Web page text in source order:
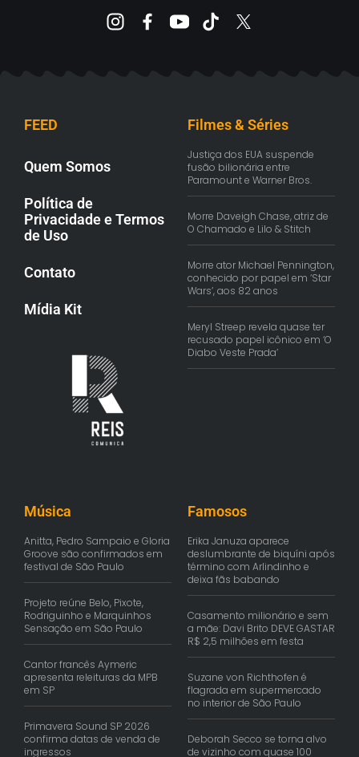
FEED
Quem Somos
Política de
Privacidade e Termos
de Uso
Contato
Mídia Kit
Filmes & Séries
Justiça dos EUA suspende
fusão bilionária entre
Paramount e Warner Bros.
Morre Daveigh Chase, atriz de
O Chamado e Lilo & Stitch
Morre ator Michael Pennington,
conhecido por papel em ‘Star
Wars’, aos 82 anos
Meryl Streep revela quase ter
recusado papel icônico em ‘O
Diabo Veste Prada’
Música
Anitta, Pedro Sampaio e Gloria
Groove são confirmados em
festival de São Paulo
Projeto reúne Belo, Pixote,
Rodriguinho e Marquinhos
Sensação em São Paulo
Cantor francês Aymeric
apresenta releituras da MPB
em SP
Primavera Sound SP 2026
confirma datas de venda de
ingressos
Famosos
Erika Januza aparece
deslumbrante de biquíni após
término com Arlindinho e
deixa fãs babando
Casamento milionário e sem
a mãe: Davi Brito DEVE GASTAR
R$ 2,5 milhões em festa
Suzane von Richthofen é
flagrada em supermercado
no interior de São Paulo
Deborah Secco se torna alvo
de vizinho com quase 100